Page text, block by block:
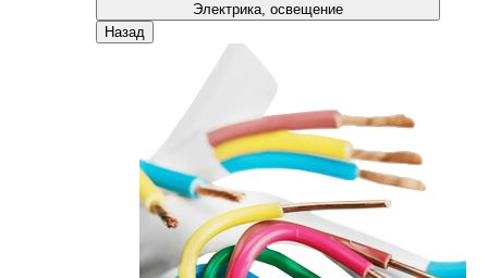
Электрика, освещение
Назад